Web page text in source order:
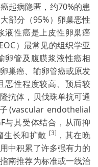
起病隐匿，约70%的患
部分（95%）卵巢恶性
液性癌是上皮性卵巢癌
）最常见的组织学亚
卵管及腹膜浆液性癌相
巢癌、输卵管癌或原发
恶性程度较高、预后较
抗体，贝伐珠单抗可通
(vascular endothelial
与其受体结合，从而抑
生长和扩散 [3] ，其在晚
中积累了许多强有力的
南推荐为标准或一线治